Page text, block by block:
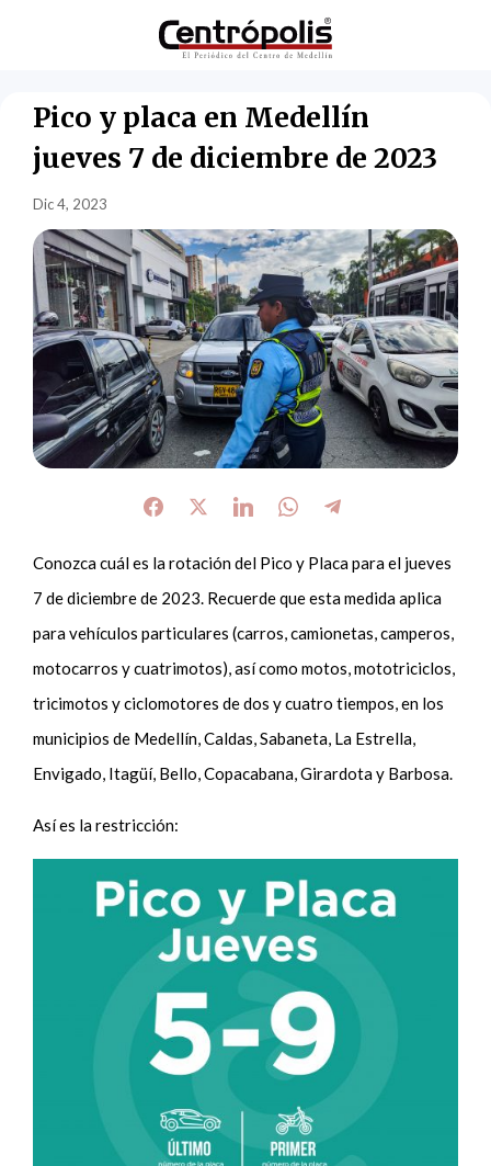
Pico y placa en Medellín
jueves 7 de diciembre de 2023
Dic 4, 2023
Conozca cuál es la rotación del Pico y Placa para el jueves
7 de diciembre de 2023. Recuerde que esta medida aplica
para vehículos particulares (carros, camionetas, camperos,
motocarros y cuatrimotos), así como motos, mototriciclos,
tricimotos y ciclomotores de dos y cuatro tiempos, en los
municipios de Medellín, Caldas, Sabaneta, La Estrella,
Envigado, Itagüí, Bello, Copacabana, Girardota y Barbosa.
Así es la restricción: